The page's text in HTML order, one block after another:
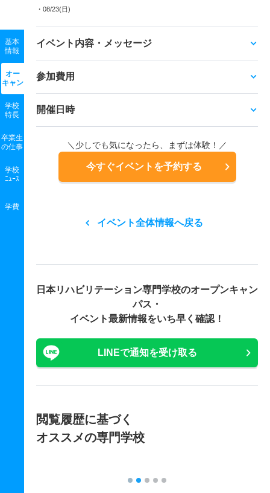
基本
情報
オー
キャン
学校
特長
卒業生
の仕事
学校
ﾆｭｰｽ
学費
・08/23(日)
イベント内容・メッセージ
参加費用
開催日時
＼少しでも気になったら、まずは体験！／
今すぐイベントを予約する
イベント全体情報へ戻る
日本リハビリテーション専門学校のオープンキャン
パス・
イベント最新情報をいち早く確認！
LINEで通知を受け取る
閲覧履歴に基づく
オススメの専門学校